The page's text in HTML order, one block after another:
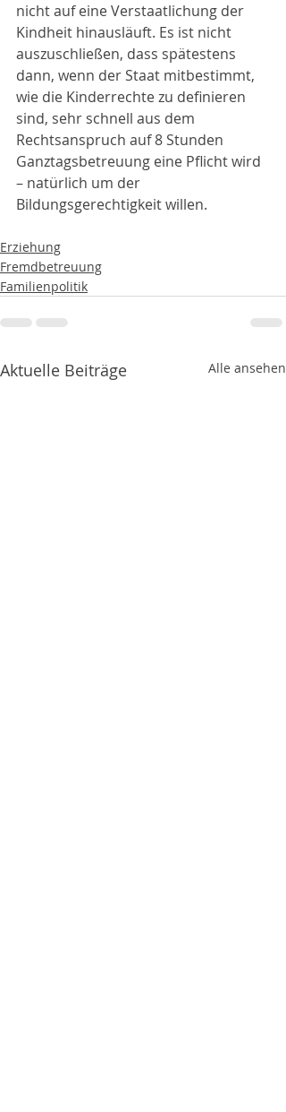
nicht auf eine Verstaatlichung der
Kindheit hinausläuft. Es ist nicht
auszuschließen, dass spätestens
dann, wenn der Staat mitbestimmt,
wie die Kinderrechte zu definieren
sind, sehr schnell aus dem
Rechtsanspruch auf 8 Stunden
Ganztagsbetreuung eine Pflicht wird
– natürlich um der
Bildungsgerechtigkeit willen.
Erziehung
Fremdbetreuung
Familienpolitik
Aktuelle Beiträge Alle ansehen